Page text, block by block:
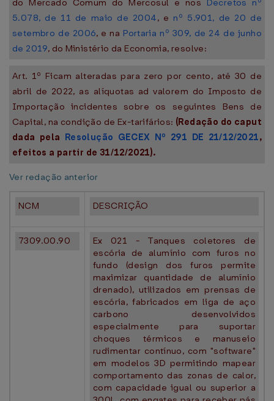
do Mercado Comum do Mercosul e nos Decretos nº
5.078, de 11 de maio de 2004, e nº 5.901, de 20 de
setembro de 2006, e na Portaria nº 309, de 24 de junho
de 2019, do Ministério da Economia, resolve:
Art. 1º Ficam alteradas para zero por cento, até 30 de
abril de 2022, as alíquotas ad valorem do Imposto de
Importação incidentes sobre os seguintes Bens de
Capital, na condição de Ex-tarifários: (Redação do caput
dada pela Resolução GECEX Nº 291 DE 21/12/2021,
efeitos a partir de 31/12/2021).
Ver redação anterior
NCM DESCRIÇÃO
7309.00.90
Ex 021 - Tanques coletores de
escória de alumínio com furos no
fundo (design dos furos permite
maximizar quantidade de alumínio
drenado), utilizados em prensas de
escória, fabricados em liga de aço
carbono desenvolvidos
especialmente para suportar
choques térmicos e manuseio
rudimentar contínuo, com "software"
em modelos 3D permitindo mapear
comportamento das zonas de calor,
com capacidade igual ou superior a